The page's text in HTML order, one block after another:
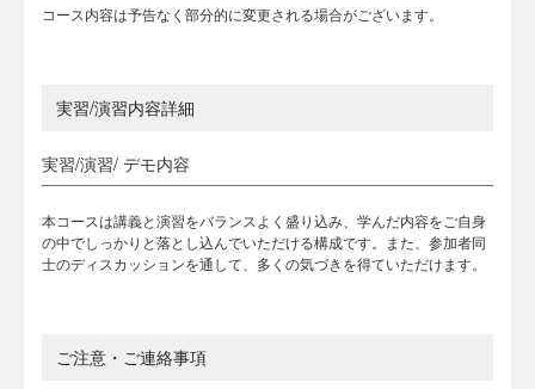
コース内容は予告なく部分的に変更される場合がございます。
実習/演習内容詳細
実習/演習/ デモ内容
本コースは講義と演習をバランスよく盛り込み、学んだ内容をご自身
の中でしっかりと落とし込んでいただける構成です。また、参加者同
士のディスカッションを通して、多くの気づきを得ていただけます。
ご注意・ご連絡事項